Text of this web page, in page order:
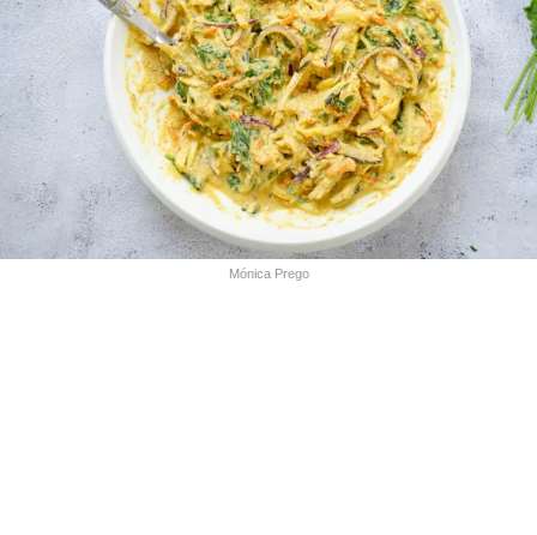
Mónica Prego